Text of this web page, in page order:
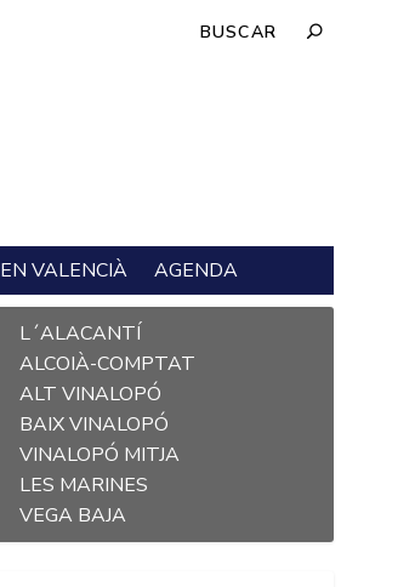
EN VALENCIÀ AGENDA
L´ALACANTÍ
ALCOIÀ-COMPTAT
ALT VINALOPÓ
BAIX VINALOPÓ
VINALOPÓ MITJA
LES MARINES
VEGA BAJA